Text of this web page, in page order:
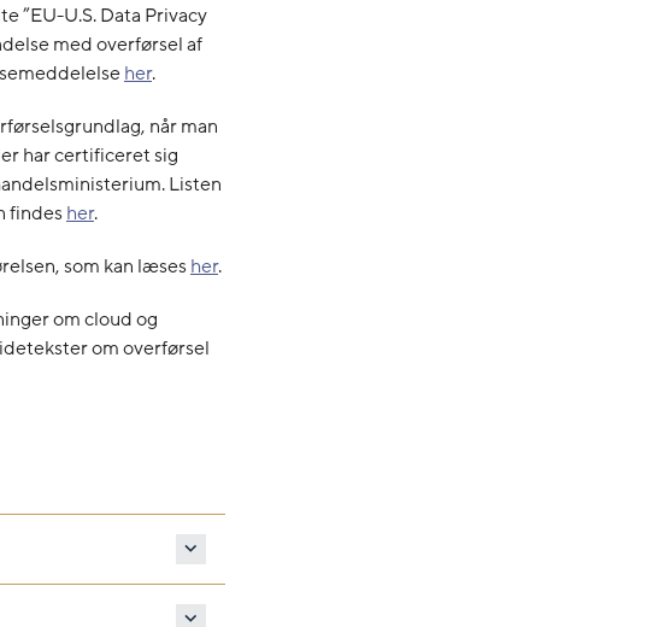
”EU-U.S. Data Privacy
med overførsel af
her.
når man
har certificeret sig
Listen
findesher.
som kan læsesher.
om cloud og
om overførsel